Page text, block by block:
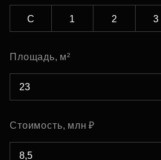
С 1 2 3
Площадь, м²
Стоимость, млн ₽